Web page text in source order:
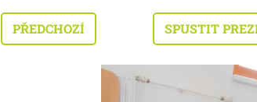
PŘEDCHOZÍ SPUSTIT